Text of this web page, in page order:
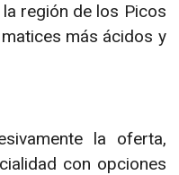
región de los Picos
más ácidos y
la oferta,
con opciones